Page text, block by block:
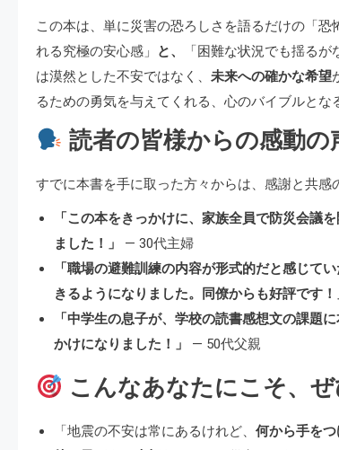
この本は、単に災害の恐ろしさを語るだけの「
れる究極の安心感」
と、
「困難な状況でも揺る
は漠然とした不安ではなく、 未来への確かな希望
るための勇気を与えてくれる、心のバイブルとな
読者の皆様からの感動の
すでに本書を手に取った方々からは、感謝と共感
「この本をきっかけに、家族全員で防災会議
ました！」
— 30代主婦
「職場の避難訓練の内容が形式的だと感じて
きるようになりました。同僚からも好評です！
「中学生の息子が、学校の読書感想文の課題
かけになりました！」
— 50代父親
こんなあなたにこそ、
「地震の不安は常にあるけれど、 何から手を